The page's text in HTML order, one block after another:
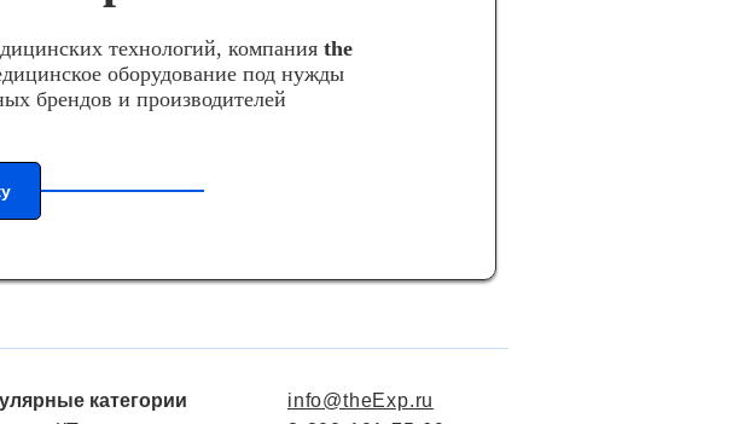
технологий, компания the
оборудование под нужды
брендов и производителей
категории
info@theExp.ru